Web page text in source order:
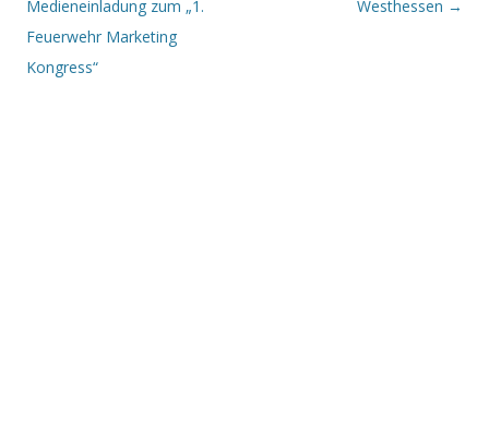
Medieneinladung zum „1.
Feuerwehr Marketing
Kongress“
Westhessen →